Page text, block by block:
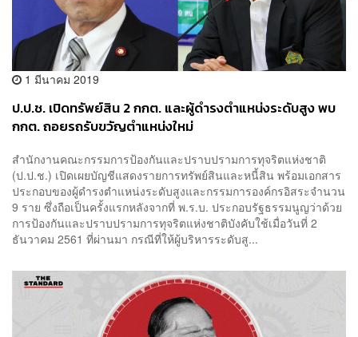
1 มีนาคม 2019
ป.ป.ช. เปิดทรัพย์สิน 2 กกต. และผู้ดำรงตำแหน่งระดับสูง พบ
กกต. ถอยรถรับขวัญตำแหน่งใหม่
สำนักงานคณะกรรมการป้องกันและปราบปรามการทุจริตแห่งชาติ
(ป.ป.ช.) เปิดเผยบัญชีแสดงรายการทรัพย์สินและหนี้สิน พร้อมเอกสาร
ประกอบของผู้ดำรงตำแหน่งระดับสูงและกรรมการองค์กรอิสระจำนวน
9 ราย ซึ่งถือเป็นครั้งแรกหลังจากที่ พ.ร.บ. ประกอบรัฐธรรมนูญว่าด้วย
การป้องกันและปราบปรามการทุจริตแห่งชาติบังคับใช้เมื่อวันที่ 2
ธันวาคม 2561 ที่ผ่านมา กรณีที่ให้ผู้บริหารระดับสู...